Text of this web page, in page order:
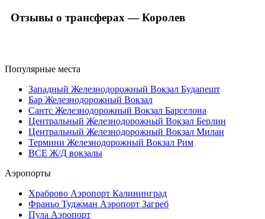
Отзывы о трансферах — Королев
Популярные места
Западный Железнодорожный Вокзал Будапешт
Бар Железнодорожный Вокзал
Сантс Железнодорожный Вокзал Барселона
Центральный Железнодорожный Вокзал Берлин
Центральный Железнодорожный Вокзал Милан
Термини Железнодорожный Вокзал Рим
ВСЕ Ж/Д вокзалы
Аэропорты
Храброво Аэропорт Калининград
Франьо Туджман Аэропорт Загреб
Пула Аэропорт